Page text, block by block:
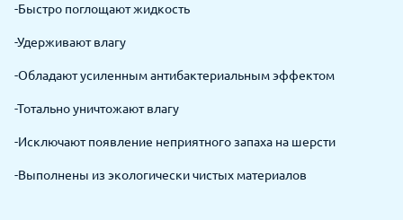
-Быстро поглощают жидкость
-Удерживают влагу
-Обладают усиленным антибактериальным эффектом
-Тотально уничтожают влагу
-Исключают появление неприятного запаха на шерсти
-Выполнены из экологически чистых материалов